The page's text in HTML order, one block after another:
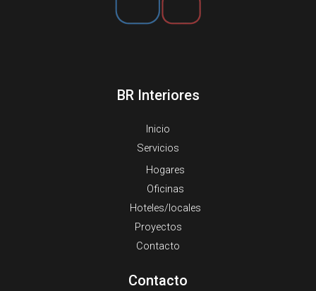
BR Interiores
Inicio
Servicios
Hogares
Oficinas
Hoteles/locales
Proyectos
Contacto
Contacto